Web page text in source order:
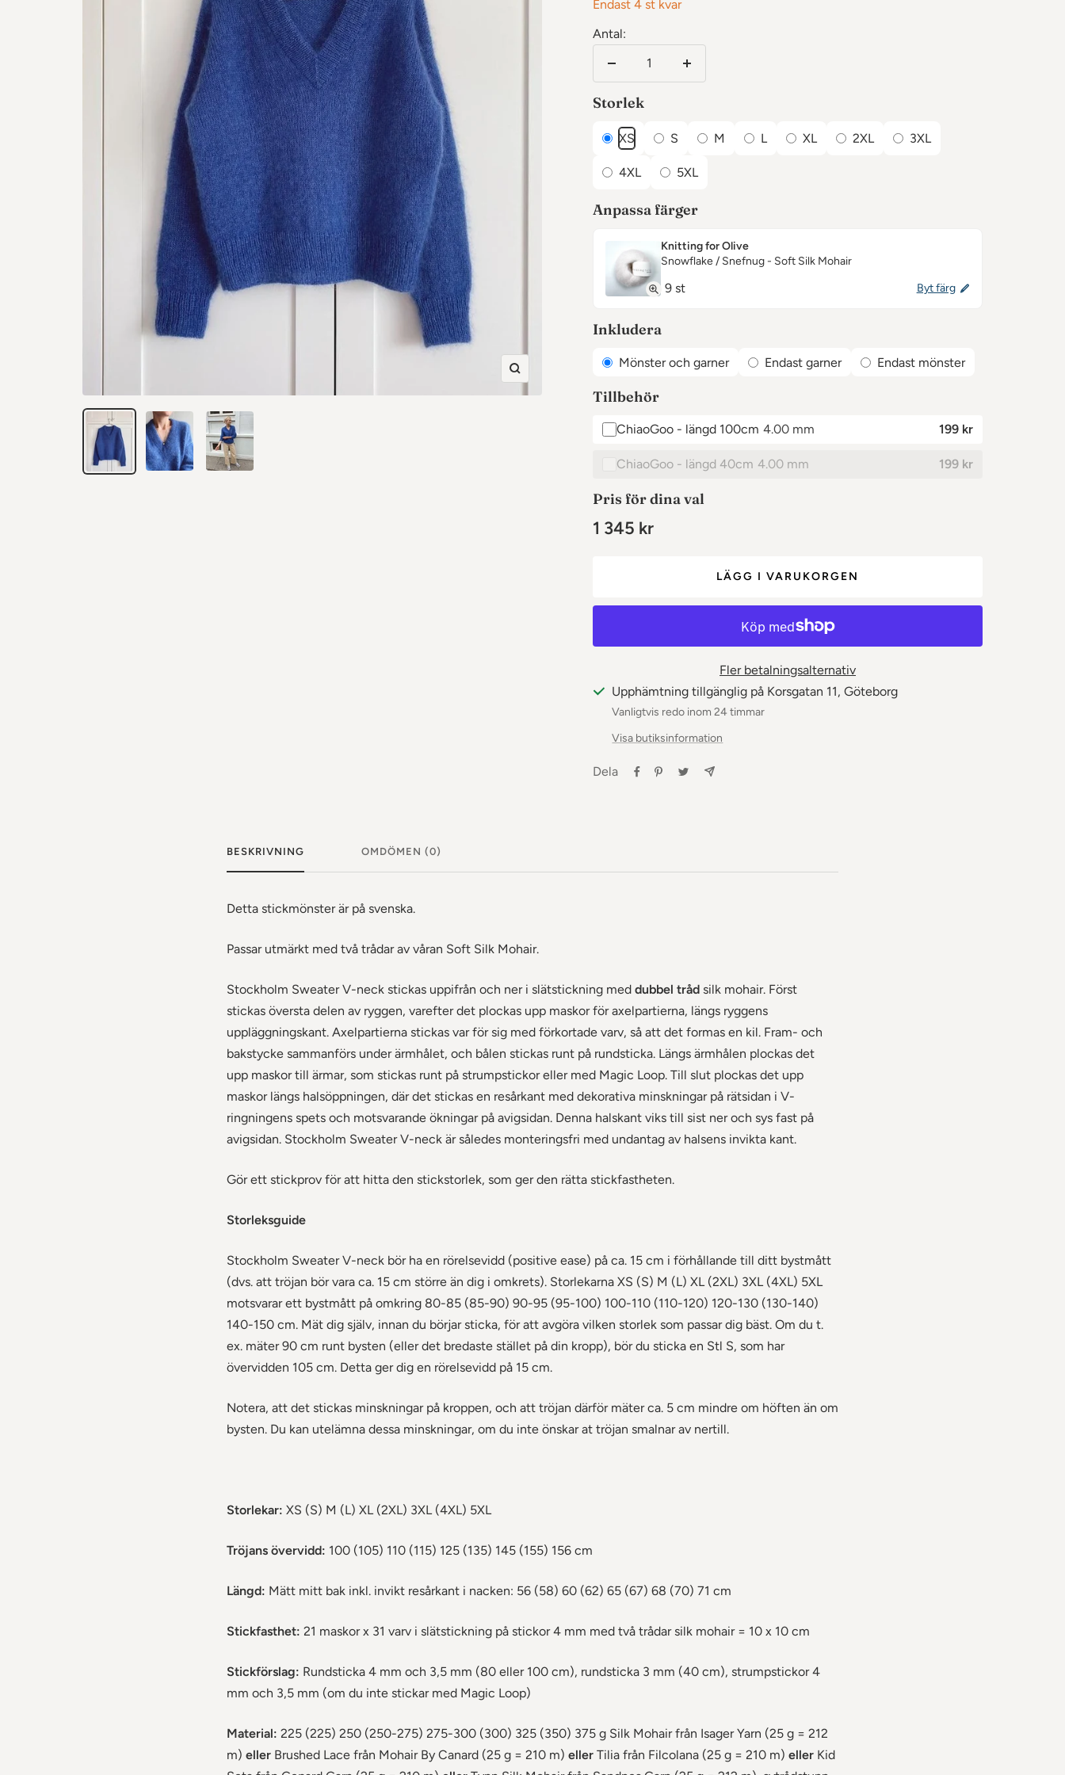
Zooma
in
Endast 4 st kvar
Antal:
antalet
Storlek
XS S M L XL 2XL 3XL
4XL 5XL
Anpassa färger
Knitting for Olive
Snowflake / Snefnug - Soft Silk Mohair
9 st Byt färg
✕
Inkludera
Mönster och garner Endast garner Endast mönster
Tillbehör
ChiaoGoo - längd 100cm 4.00 mm 199 kr
ChiaoGoo - längd 40cm 4.00 mm 199 kr
Pris för dina val
1 345 kr
LÄGG I VARUKORGEN
Fler betalningsalternativ
Upphämtning tillgänglig på Korsgatan 11, Göteborg
Vanligtvis redo inom 24 timmar
Visa butiksinformation
Dela
BESKRIVNING OMDÖMEN (0)
Detta stickmönster är på svenska.
Passar utmärkt med två trådar av våran Soft Silk Mohair.
Stockholm Sweater V-neck stickas uppifrån och ner i slätstickning med dubbel tråd silk mohair. Först
stickas översta delen av ryggen, varefter det plockas upp maskor för axelpartierna, längs ryggens
uppläggningskant. Axelpartierna stickas var för sig med förkortade varv, så att det formas en kil. Fram- och
bakstycke sammanförs under ärmhålet, och bålen stickas runt på rundsticka. Längs ärmhålen plockas det
upp maskor till ärmar, som stickas runt på strumpstickor eller med Magic Loop. Till slut plockas det upp
maskor längs halsöppningen, där det stickas en resårkant med dekorativa minskningar på rätsidan i V-
ringningens spets och motsvarande ökningar på avigsidan. Denna halskant viks till sist ner och sys fast på
avigsidan. Stockholm Sweater V-neck är således monteringsfri med undantag av halsens invikta kant.
Gör ett stickprov för att hitta den stickstorlek, som ger den rätta stickfastheten.
Storleksguide
Stockholm Sweater V-neck bör ha en rörelsevidd (positive ease) på ca. 15 cm i förhållande till ditt bystmått
(dvs. att tröjan bör vara ca. 15 cm större än dig i omkrets). Storlekarna XS (S) M (L) XL (2XL) 3XL (4XL) 5XL
motsvarar ett bystmått på omkring 80-85 (85-90) 90-95 (95-100) 100-110 (110-120) 120-130 (130-140)
140-150 cm. Mät dig själv, innan du börjar sticka, för att avgöra vilken storlek som passar dig bäst. Om du t.
ex. mäter 90 cm runt bysten (eller det bredaste stället på din kropp), bör du sticka en Stl S, som har
övervidden 105 cm. Detta ger dig en rörelsevidd på 15 cm.
Notera, att det stickas minskningar på kroppen, och att tröjan därför mäter ca. 5 cm mindre om höften än om
bysten. Du kan utelämna dessa minskningar, om du inte önskar at tröjan smalnar av nertill.
Storlekar: XS (S) M (L) XL (2XL) 3XL (4XL) 5XL
Tröjans övervidd: 100 (105) 110 (115) 125 (135) 145 (155) 156 cm
Längd: Mätt mitt bak inkl. invikt resårkant i nacken: 56 (58) 60 (62) 65 (67) 68 (70) 71 cm
Stickfasthet: 21 maskor x 31 varv i slätstickning på stickor 4 mm med två trådar silk mohair = 10 x 10 cm
Stickförslag: Rundsticka 4 mm och 3,5 mm (80 eller 100 cm), rundsticka 3 mm (40 cm), strumpstickor 4
mm och 3,5 mm (om du inte stickar med Magic Loop)
Material: 225 (225) 250 (250-275) 275-300 (300) 325 (350) 375 g Silk Mohair från Isager Yarn (25 g = 212
m) ellerBrushed Lace från Mohair By Canard (25 g = 210 m) eller Tilia från Filcolana (25 g = 210 m) ellerKid